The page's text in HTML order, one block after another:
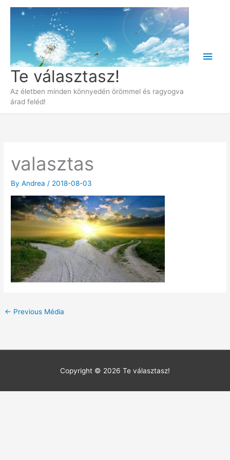
Skip
Te választasz!
Az életben minden könnyedén örömmel és ragyogva
árad feléd!
Main
valasztas
ByAndrea / 2018-08-03
← Previous Média
Copyright © 2026 Te választasz!